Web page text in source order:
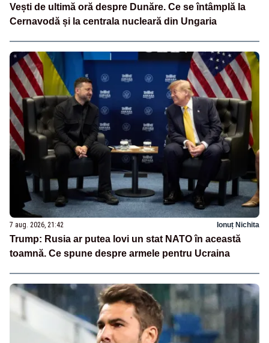
Vești de ultimă oră despre Dunăre. Ce se întâmplă la
Cernavodă și la centrala nucleară din Ungaria
7 aug. 2026, 21:42 Ionuț Nichita
Trump: Rusia ar putea lovi un stat NATO în această
toamnă. Ce spune despre armele pentru Ucraina